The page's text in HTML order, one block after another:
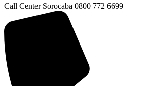
Call Center Sorocaba 0800 772 6699